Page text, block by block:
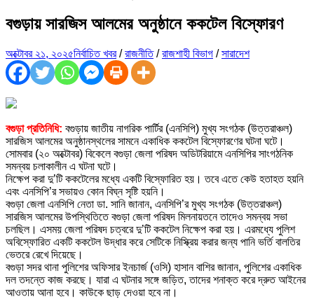
বগুড়ায় সারজিস আলমের অনুষ্ঠানে ককটেল বিস্ফোরণ
অক্টোবর ২১, ২০২৫নির্বাচিত খবর/রাজনীতি/রাজশাহী বিভাগ /সারাদেশ
বগুড়া প্রতিনিধি: বগুড়ায় জাতীয় নাগরিক পার্টির (এনসিপি) মুখ্য সংগঠক (উত্তরাঞ্চল)
সারজিস আলমের অনুষ্ঠানস্থলের সামনে একাধিক ককটেল বিস্ফোরণের ঘটনা ঘটে।
সোমবার (২০ অক্টোবর) বিকেলে বগুড়া জেলা পরিষদ অডিটরিয়ামে এনসিপির সাংগঠনিক
সমন্বয় চলাকালীন এ ঘটনা ঘটে।
নিক্ষেপ করা দু’টি ককটেলের মধ্যে একটি বিস্ফোরিত হয়। তবে এতে কেউ হতাহত হয়নি
এবং এনসিপি’র সভায়ও কোন বিঘ্ন সৃষ্টি হয়নি।
বগুড়া জেলা এনসিপি নেতা ডা. সানি জানান, এনসিপি’র মুখ্য সংগঠক (উত্তরাঞ্চল)
সারজিস আলমের উপস্থিতিতে বগুড়া জেলা পরিষদ মিলনায়তনে তাদেও সমন্বয় সভা
চলছিল। এসময় জেলা পরিষদ চত্বরে দু’টি ককটেল নিক্ষেপ করা হয়। এরমধ্যে পুলিশ
অবিস্ফোরিত একটি ককটেল উদ্ধার করে সেটিকে নিস্ক্রিয় করার জন্য পানি ভর্তি বালতির
ভেতরে রেখে দিয়েছে।
বগুড়া সদর থানা পুলিশের অফিসার ইনচার্জ (ওসি) হাসান বাশির জানান, পুলিশের একাধিক
দল তদন্তে কাজ করছে। যারা এ ঘটনার সঙ্গে জড়িত, তাদের শনাক্ত করে দ্রুত আইনের
আওতায় আনা হবে। কাউকে ছাড় দেওয়া হবে না।